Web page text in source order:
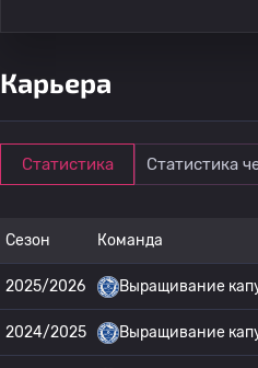
Карьера
Статистика Статистика
Сезон Команда
2025/2026 Выращивание
2024/2025 Выращивание